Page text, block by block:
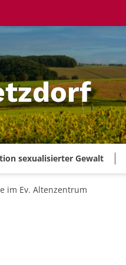
sexualisierter Gewalt
im Ev. Altenzentrum